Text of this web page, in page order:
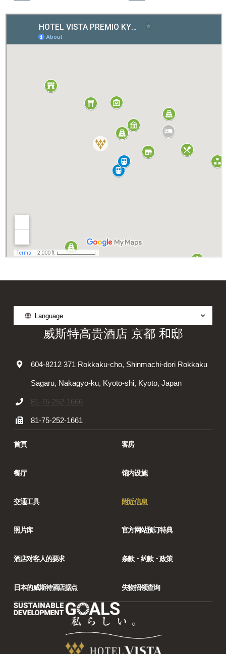
Language
威斯特高贵酒店 京都 和邸
604-8212 371 Rokkaku-cho, Shinmachi-dori Rokkaku
Sagaru, Nakagyo-ku, Kyoto-shi, Kyoto, Japan
81-75-252-1666
81-75-252-1661
首頁 客房
餐厅 馆内设施
交通工具 附近信息
照片库 官方网站预订特典
酒店对客人的要求 条款・约款・政策
日本的威斯特酒店据点 失物招领查询